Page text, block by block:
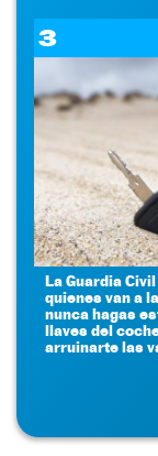
3
La Guardia
quienes van a
nunca hagas
llaves del
arruinarte las